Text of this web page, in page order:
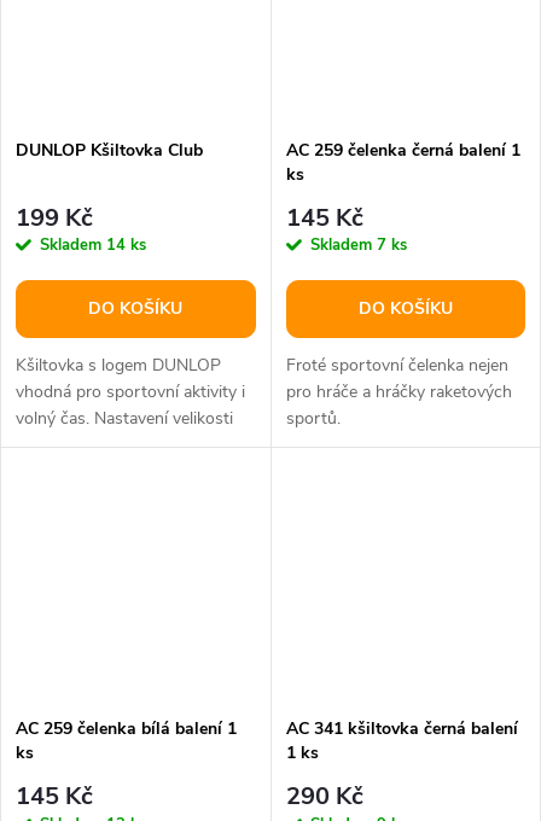
DUNLOP Kšiltovka Club
199 Kč
Skladem 14 ks
DO KOŠÍKU
Kšiltovka s logem DUNLOP
vhodná pro sportovní aktivity i
volný čas. Nastavení velikosti
vzadu páskem straback, uvnitř...
AC 259 čelenka černá balení 1
ks
145 Kč
Skladem 7 ks
DO KOŠÍKU
Froté sportovní čelenka nejen
pro hráče a hráčky raketových
sportů.
AC 259 čelenka bílá balení 1
ks
145 Kč
AC 341 kšiltovka černá balení
1 ks
290 Kč